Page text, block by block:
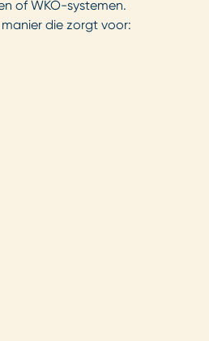
of WKO-systemen.
die zorgt voor: